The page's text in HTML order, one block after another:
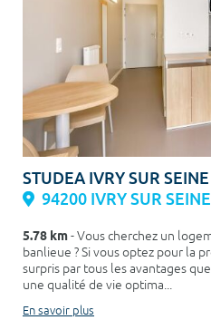
STUDEA IVRY SUR SEINE
94200 IVRY SUR SEINE
5.78 km- Vous cherchez un
banlieue ? Si vous optez pour la
surpris par tous les avantages
une qualité de vie optima...
En savoir plus